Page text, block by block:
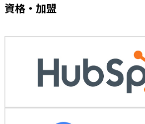
資格・加盟